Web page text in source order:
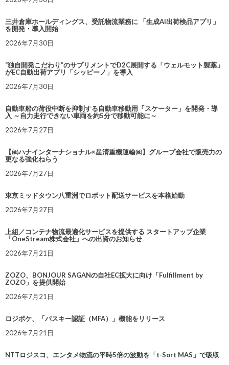
三井倉庫ホールディングス、受託物流業務に 「生成AI出荷検品アプリ」
を開発・導入開始
2026年7月30日
“独自開発こだわり”のサプリメントでD2C展開する「ウェルモット製薬」
がEC自動出荷アプリ「シッピーノ」を導入
2026年7月30日
自動車船の荷役中断を抑制する自動車移動用「スケーター」を開発・導
入 ～自力走行できない車両を約5分で移動可能に～
2026年7月27日
【㈱ハナインターナショナル×星清重機運輸㈱】グループ会社で販売力の
更なる強化ねらう
2026年7月27日
東京ミッドタウン八重洲でロボット配送サービスを本格始動
2026年7月27日
上組／コンテナ物流最適化サービスを提供する スタートアップ企業
「OneStream株式会社」への出資のお知らせ
2026年7月21日
ZOZO、BONJOUR SAGANの自社EC拡大に向け「Fulfillment by
ZOZO」を提供開始
2026年7月21日
ロジポケ、「パスキー認証（MFA）」機能をリリース
2026年7月21日
NTTロジスコ、エンタメ物流の平時5倍の波動を「t-Sort MAS」で吸収